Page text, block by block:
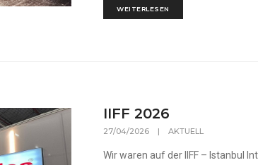
WEITERLESEN
IIFF 2026
27/04/2026 |AKTUELL
Wir waren auf der IIFF – Istanbul